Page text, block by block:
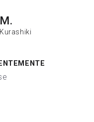
M.
Kurashiki